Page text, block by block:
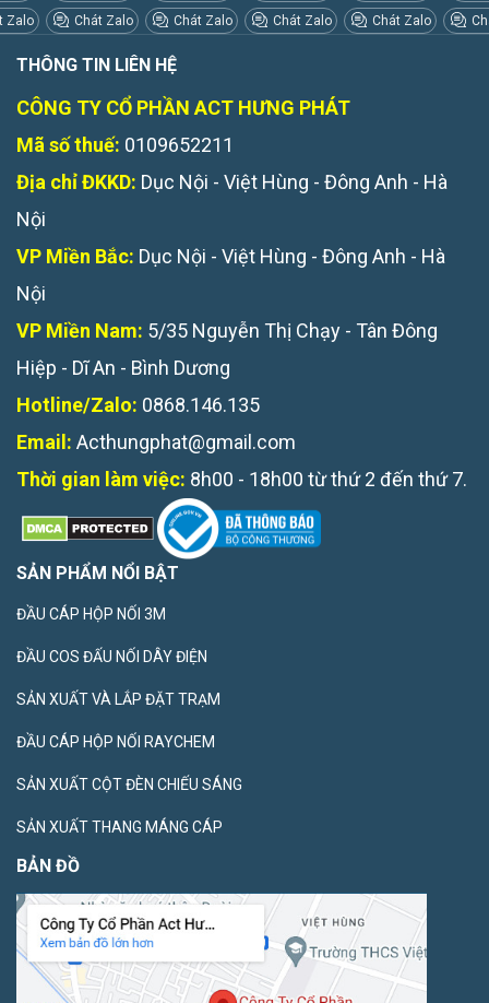
Zalo Chát Zalo Chát Zalo Chát Zalo Chát Zalo
THÔNG TIN LIÊN HỆ
CÔNG TY CỔ PHẦN ACT HƯNG PHÁT
Mã số thuế: 0109652211
Địa chỉ ĐKKD: Dục Nội - Việt Hùng - Đông Anh - Hà
Nội
VP Miền Bắc: Dục Nội - Việt Hùng - Đông Anh - Hà
Nội
VP Miền Nam: 5/35 Nguyễn Thị Chạy - Tân Đông
Hiệp - Dĩ An - Bình Dương
Hotline/Zalo: 0868.146.135
Email: Acthungphat@gmail.com
Thời gian làm việc: 8h00 - 18h00 từ thứ 2 đến thứ 7.
SẢN PHẨM NỔI BẬT
ĐẦU CÁP HỘP NỐI 3M
ĐẦU COS ĐẤU NỐI DÂY ĐIỆN
SẢN XUẤT VÀ LẮP ĐẶT TRẠM
ĐẦU CÁP HỘP NỐI RAYCHEM
SẢN XUẤT CỘT ĐÈN CHIẾU SÁNG
SẢN XUẤT THANG MÁNG CÁP
BẢN ĐỒ